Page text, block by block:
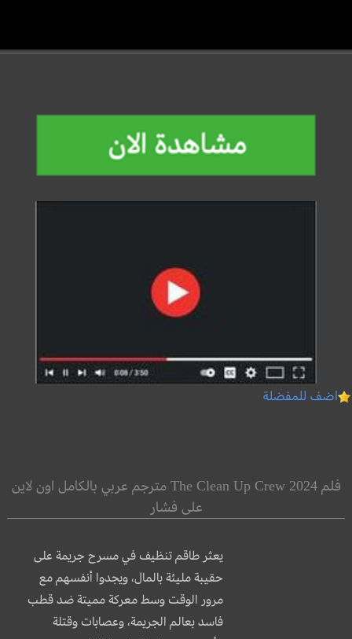
اضف للمفضلة
فلم The Clean Up Crew 2024 مترجم عربي بالكامل اون لاين
على فشار
يعثر طاقم تنظيف في مسرح جريمة على
حقيبة مليئة بالمال، ويجدوا أنفسهم مع
مرور الوقت وسط معركة مميتة ضد قطب
فاسد بعالم الجريمة، وعصابات وقتلة